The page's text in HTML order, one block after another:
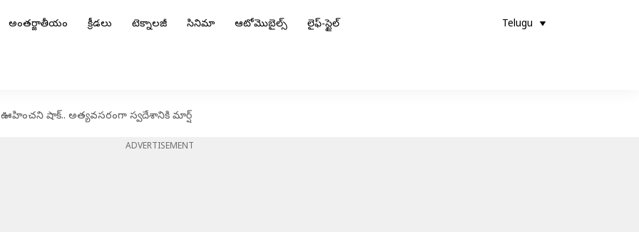
అంతర్జాతీయం క్రీడలు టెక్నాలజీ సినిమా ఆటోమొబైల్స్ లైఫ్-స్టైల్ Telugu
ఊహించని షాక్.. అత్యవసరంగా స్వదేశానికి మార్ష్
ADVERTISEMENT